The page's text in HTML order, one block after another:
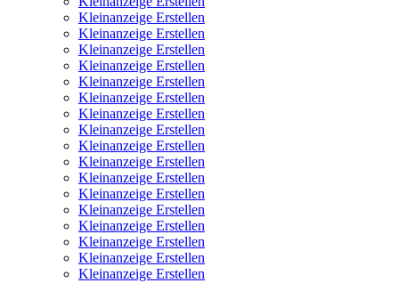
Kleinanzeige Erstellen
Kleinanzeige Erstellen
Kleinanzeige Erstellen
Kleinanzeige Erstellen
Kleinanzeige Erstellen
Kleinanzeige Erstellen
Kleinanzeige Erstellen
Kleinanzeige Erstellen
Kleinanzeige Erstellen
Kleinanzeige Erstellen
Kleinanzeige Erstellen
Kleinanzeige Erstellen
Kleinanzeige Erstellen
Kleinanzeige Erstellen
Kleinanzeige Erstellen
Kleinanzeige Erstellen
Kleinanzeige Erstellen